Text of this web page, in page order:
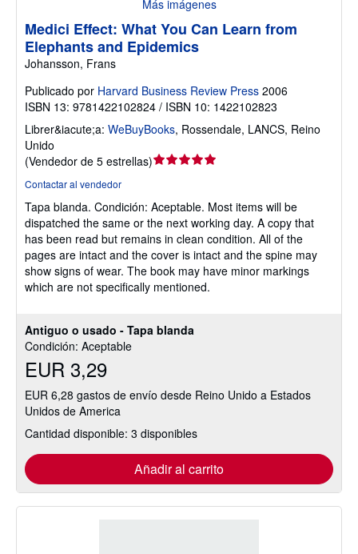
Más imágenes
Antiguo o usado - Tapa blanda
Condición: Aceptable
EUR 3,29
EUR 6,28 gastos de envío desde Reino Unido a Estados
Unidos de America
Cantidad disponible: 3 disponibles
Añadir al carrito
Medici Effect: What You Can Learn from
Elephants and Epidemics
Johansson, Frans
Publicado por Harvard Business Review Press 2006
ISBN 13: 9781422102824 / ISBN 10: 1422102823
Librer&iacute;a: WeBuyBooks, Rossendale, LANCS, Reino
Unido
(Vendedor de 5 estrellas)Calificación
5
de
5
estrellas
Contactar al vendedor
Tapa blanda. Condición: Aceptable. Most items will be
dispatched the same or the next working day. A copy that
has been read but remains in clean condition. All of the
pages are intact and the cover is intact and the spine may
show signs of wear. The book may have minor markings
which are not specifically mentioned.